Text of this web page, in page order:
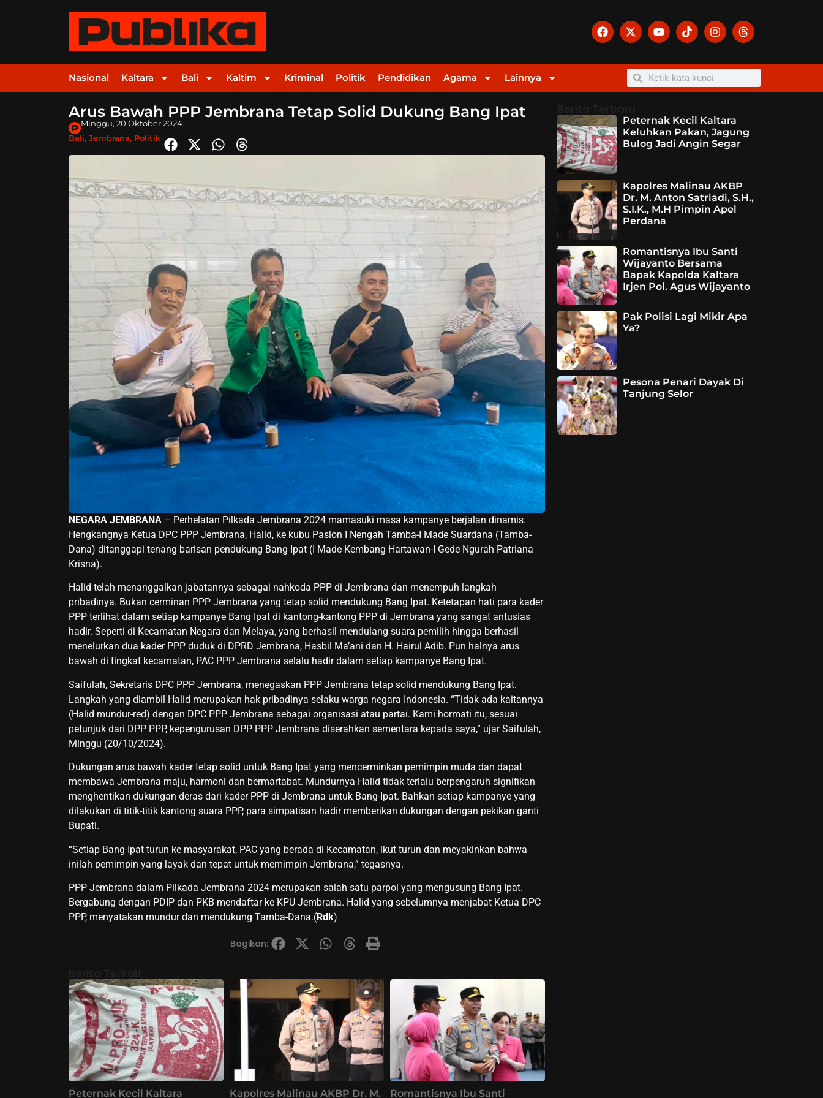
Nasional Kaltara Bali Kaltim Kriminal Politik Pendidikan Agama Lainnya
Arus Bawah PPP Jembrana Tetap Solid Dukung Bang Ipat
Minggu, 20 Oktober 2024
Bali, Jembrana, Politik
NEGARA JEMBRANA – Perhelatan Pilkada Jembrana 2024 mamasuki masa kampanye berjalan dinamis.
Hengkangnya Ketua DPC PPP Jembrana, Halid, ke kubu Paslon I Nengah Tamba-I Made Suardana (Tamba-
Dana) ditanggapi tenang barisan pendukung Bang Ipat (I Made Kembang Hartawan-I Gede Ngurah Patriana
Krisna).
Halid telah menanggalkan jabatannya sebagai nahkoda PPP di Jembrana dan menempuh langkah
pribadinya. Bukan cerminan PPP Jembrana yang tetap solid mendukung Bang Ipat. Ketetapan hati para kader
PPP terlihat dalam setiap kampanye Bang Ipat di kantong-kantong PPP di Jembrana yang sangat antusias
hadir. Seperti di Kecamatan Negara dan Melaya, yang berhasil mendulang suara pemilih hingga berhasil
menelurkan dua kader PPP duduk di DPRD Jembrana, Hasbil Ma’ani dan H. Hairul Adib. Pun halnya arus
bawah di tingkat kecamatan, PAC PPP Jembrana selalu hadir dalam setiap kampanye Bang Ipat.
Saifulah, Sekretaris DPC PPP Jembrana, menegaskan PPP Jembrana tetap solid mendukung Bang Ipat.
Langkah yang diambil Halid merupakan hak pribadinya selaku warga negara Indonesia. “Tidak ada kaitannya
(Halid mundur-red) dengan DPC PPP Jembrana sebagai organisasi atau partai. Kami hormati itu, sesuai
petunjuk dari DPP PPP, kepengurusan DPP PPP Jembrana diserahkan sementara kepada saya,” ujar Saifulah,
Minggu (20/10/2024).
Dukungan arus bawah kader tetap solid untuk Bang Ipat yang mencerminkan pemimpin muda dan dapat
membawa Jembrana maju, harmoni dan bermartabat. Mundurnya Halid tidak terlalu berpengaruh signifikan
menghentikan dukungan deras dari kader PPP di Jembrana untuk Bang-Ipat. Bahkan setiap kampanye yang
dilakukan di titik-titik kantong suara PPP, para simpatisan hadir memberikan dukungan dengan pekikan ganti
Bupati.
“Setiap Bang-Ipat turun ke masyarakat, PAC yang berada di Kecamatan, ikut turun dan meyakinkan bahwa
inilah pemimpin yang layak dan tepat untuk memimpin Jembrana,” tegasnya.
PPP Jembrana dalam Pilkada Jembrana 2024 merupakan salah satu parpol yang mengusung Bang Ipat.
Bergabung dengan PDIP dan PKB mendaftar ke KPU Jembrana. Halid yang sebelumnya menjabat Ketua DPC
PPP, menyatakan mundur dan mendukung Tamba-Dana.(Rdk)
Bagikan:
Peternak Kecil Kaltara
Kapolres Malinau AKBP Dr. M.
Romantisnya Ibu Santi
Peternak Kecil Kaltara
Keluhkan Pakan, Jagung
Bulog Jadi Angin Segar
Kapolres Malinau AKBP
Dr. M. Anton Satriadi, S.H.,
S.I.K., M.H Pimpin Apel
Perdana
Romantisnya Ibu Santi
Wijayanto Bersama
Bapak Kapolda Kaltara
Irjen Pol. Agus Wijayanto
Pak Polisi Lagi Mikir Apa
Ya?
Pesona Penari Dayak Di
Tanjung Selor